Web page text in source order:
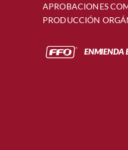
APROBACIONES
PRODUCCIÓN
ENMIENDA